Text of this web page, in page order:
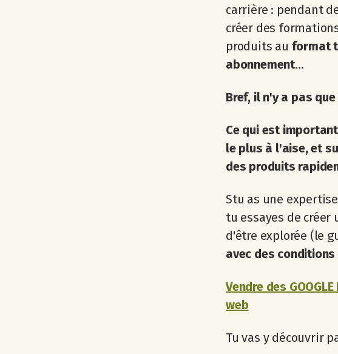
carrière : pendant
créer des
produits au format
abonnement...
Bref, il n'y a pas
Ce qui est
le plus à l'aise, et
des produits
Stu as une
tu essayes de
d'être explorée (le
avec des
Vendre des
web
Tu vas y découvrir